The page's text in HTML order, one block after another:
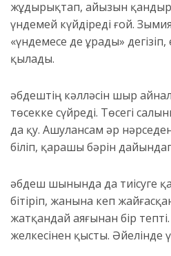
жұдырықтап, айызын
үндемей күйдіреді ғой.
«үндемесе де ұрады»
қылады.
Қәбдештің кәлләсін шыр
төсекке сүйреді. Төсегі
да қу. Ашулансам әр нәрседен
біліп, қарашы бәрін
Қәбдеш шынында да тиісуге
бітіріп, жанына кеп
жатқандай аяғынан бір
желкесінен қысты. Әйелінде